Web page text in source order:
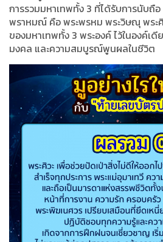
การรวมมหาเทพทั้ง 3 ที่ได้รับการนับถื
พราหมณ์ คือ พระพรหม พระวิษณุ พระศิ
ของมหาเทพทั้ง 3 พระองค์ ไว้ในองค์เ
มงคล และความสมบูรณ์พูนผลในชีวิต